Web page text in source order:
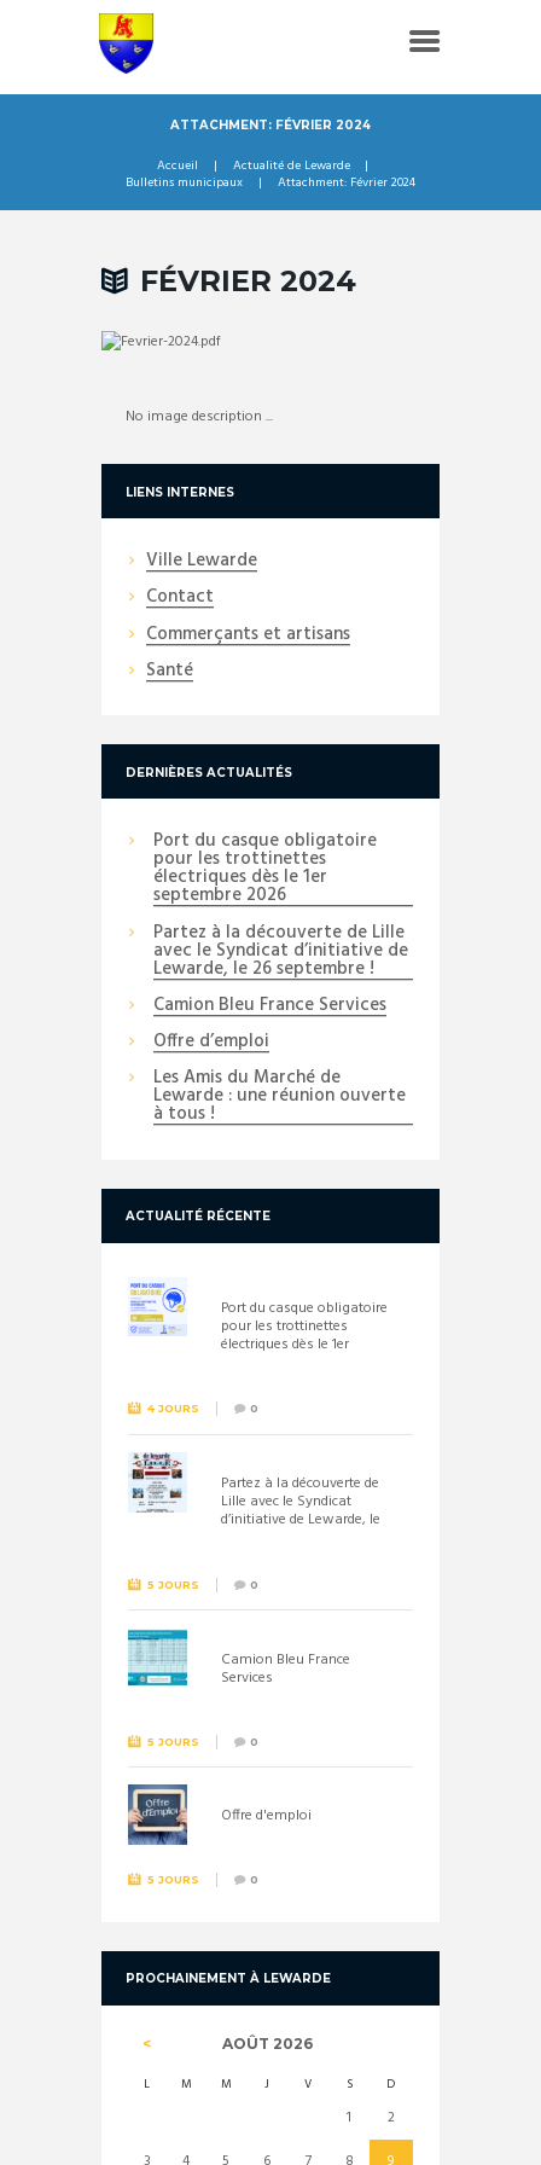
ATTACHMENT: FÉVRIER 2024
Accueil
Actualité de Lewarde
Bulletins municipaux
Attachment: Février 2024
FÉVRIER 2024
No image description ...
LIENS INTERNES
Ville Lewarde
Contact
Commerçants et artisans
Santé
DERNIÈRES ACTUALITÉS
Port du casque obligatoire
pour les trottinettes
électriques dès le 1er
septembre 2026
Partez à la découverte de Lille
avec le Syndicat d’initiative de
Lewarde, le 26 septembre !
Camion Bleu France Services
Offre d’emploi
Les Amis du Marché de
Lewarde : une réunion ouverte
à tous !
ACTUALITÉ RÉCENTE
Port du casque obligatoire
pour les trottinettes
électriques dès le 1er
4 JOURS 0
Partez à la découverte de
Lille avec le Syndicat
d’initiative de Lewarde, le
5 JOURS 0
Camion Bleu France
Services
5 JOURS 0
Offre d'emploi
5 JOURS 0
PROCHAINEMENT À LEWARDE
AOÛT 2026
L M M J V S D
1
2